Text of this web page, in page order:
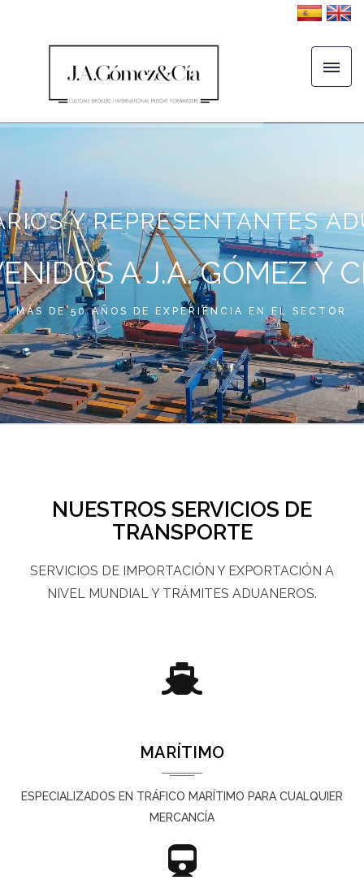
A J.A. GÓMEZ Y
MÁS DE 50 AÑOS DE EXPERIENCIA EN EL SECTOR
Y REPRESENTANTES
NUESTROS SERVICIOS DE
TRANSPORTE
SERVICIOS DE IMPORTACIÓN Y EXPORTACIÓN A
NIVEL MUNDIAL Y TRÁMITES ADUANEROS.
MARÍTIMO
ESPECIALIZADOS EN TRÁFICO MARÍTIMO PARA CUALQUIER
MERCANCÍA